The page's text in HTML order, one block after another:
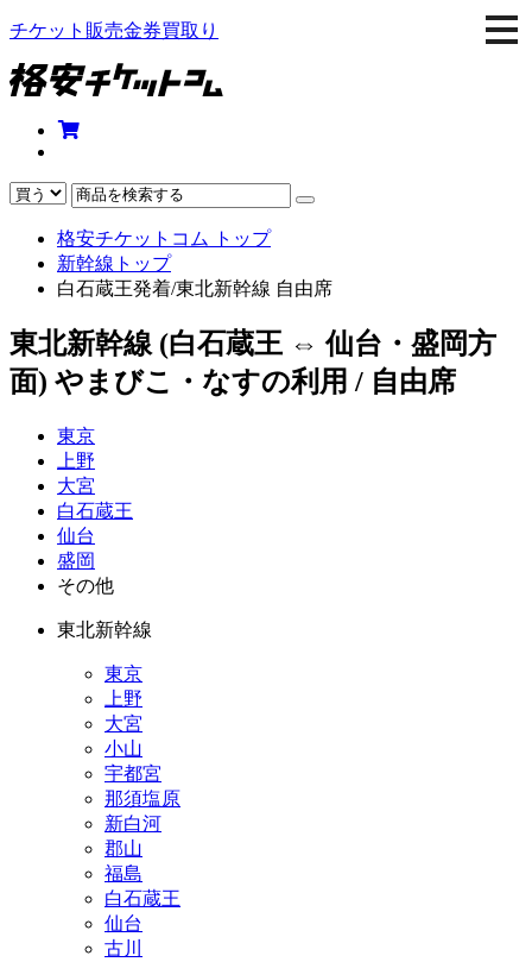
チケット販売金券買取り
格安チケットコム トップ
新幹線トップ
白石蔵王発着/東北新幹線 自由席
東北新幹線 (白石蔵王 ⇔ 仙台・盛岡方
面) やまびこ・なすの利用 / 自由席
東京
上野
大宮
白石蔵王
仙台
盛岡
その他
東北新幹線
東京
上野
大宮
小山
宇都宮
那須塩原
新白河
郡山
福島
白石蔵王
仙台
古川